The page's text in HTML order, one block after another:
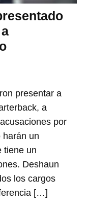
presentar a
a
por
harán un
tiene un
Deshaun
los cargos
[…]